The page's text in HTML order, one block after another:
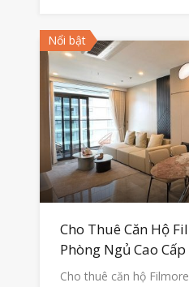
Nổi bật
Cho Thuê Căn Hộ
Phòng Ngủ Cao Cấp
Cho thuê căn hộ